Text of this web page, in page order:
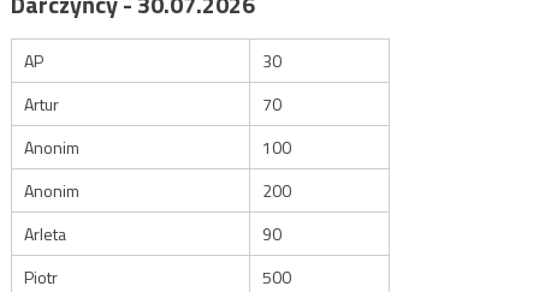
AP
30
Artur
70
Anonim
100
Anonim
200
Arleta
90
Piotr
500